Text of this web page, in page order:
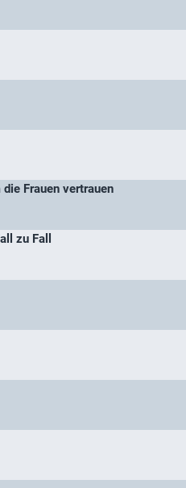
Frauen vertrauen
zu Fall